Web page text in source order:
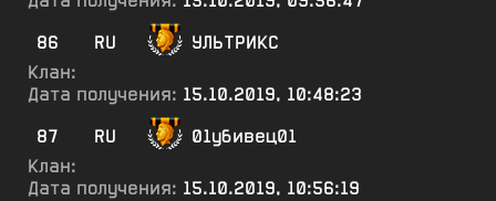
86
RU
УЛЬТРИКС
Клан:
Дата получения: 15.10.2019, 10:48:23
87
RU
01убивец01
Клан:
Дата получения: 15.10.2019, 10:56:19